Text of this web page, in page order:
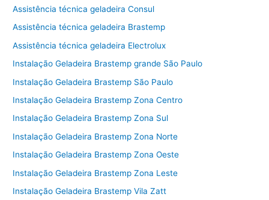
Assistência técnica geladeira Consul
Assistência técnica geladeira Brastemp
Assistência técnica geladeira Electrolux
Instalação Geladeira Brastemp grande São Paulo
Instalação Geladeira Brastemp São Paulo
Instalação Geladeira Brastemp Zona Centro
Instalação Geladeira Brastemp Zona Sul
Instalação Geladeira Brastemp Zona Norte
Instalação Geladeira Brastemp Zona Oeste
Instalação Geladeira Brastemp Zona Leste
Instalação Geladeira Brastemp Vila Zatt